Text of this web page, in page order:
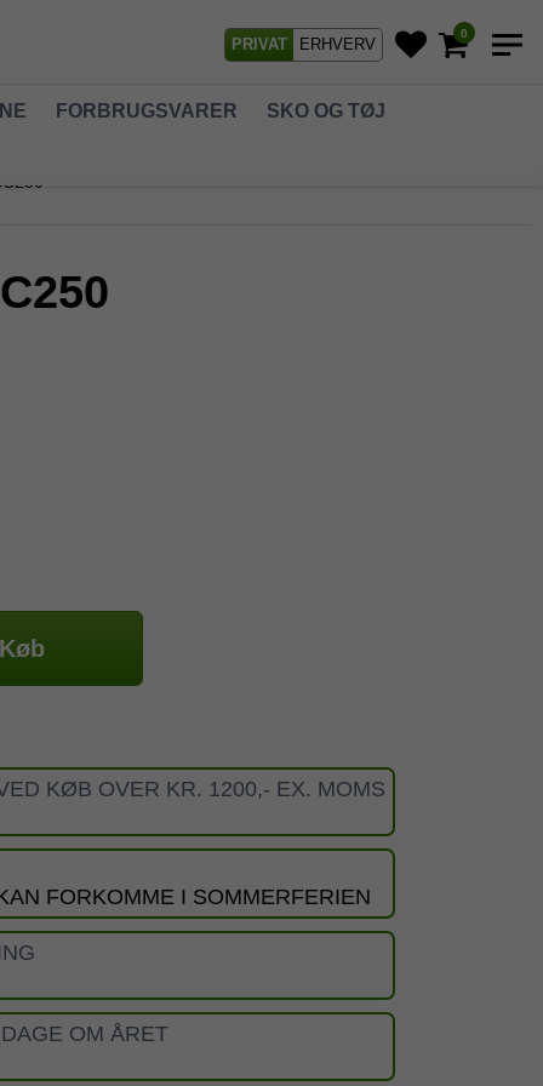
PRIVAT ERHVERV
0
FORBRUGSVARER SKO OG TØJ
KØB OVER KR. 1200,- EX. MOMS
FORKOMME I SOMMERFERIEN
OM ÅRET